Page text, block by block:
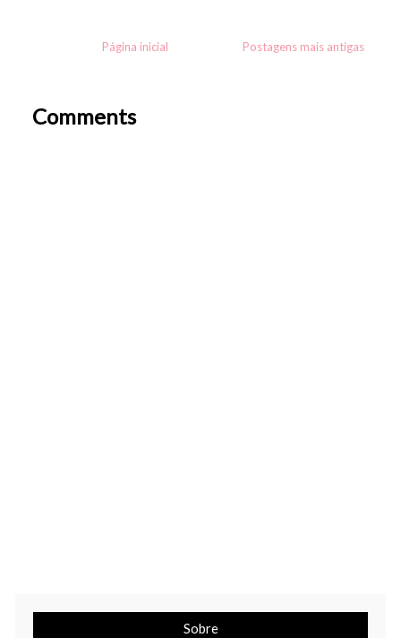
Postagens mais antigas
Página inicial
Comments
Sobre